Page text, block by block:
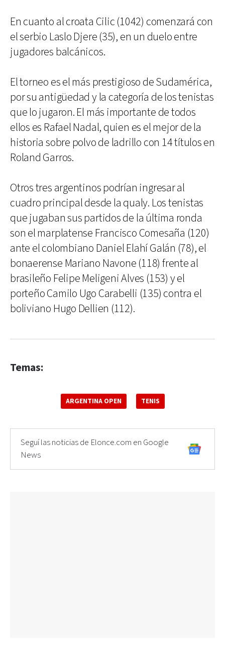
En cuanto al croata Cilic (1042) comenzará con
el serbio Laslo Djere (35), en un duelo entre
jugadores balcánicos.
El torneo es el más prestigioso de Sudamérica,
por su antigüedad y la categoría de los tenistas
que lo jugaron. El más importante de todos
ellos es Rafael Nadal, quien es el mejor de la
historia sobre polvo de ladrillo con 14 títulos en
Roland Garros.
Otros tres argentinos podrían ingresar al
cuadro principal desde la qualy. Los tenistas
que jugaban sus partidos de la última ronda
son el marplatense Francisco Comesaña (120)
ante el colombiano Daniel Elahí Galán (78), el
bonaerense Mariano Navone (118) frente al
brasileño Felipe Meligeni Alves (153) y el
porteño Camilo Ugo Carabelli (135) contra el
boliviano Hugo Dellien (112).
Temas:
ARGENTINA OPEN TENIS
Seguí las noticias de Elonce.com en Google
News